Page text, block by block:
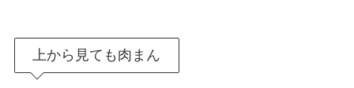
上から見ても肉まん